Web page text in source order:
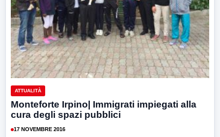
ATTUALITÀ
Monteforte Irpino| Immigrati impiegati alla
cura degli spazi pubblici
17 NOVEMBRE 2016